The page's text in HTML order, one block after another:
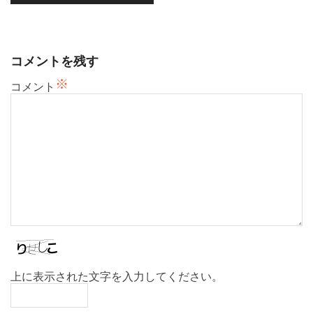
コメントを残す
コメント ※
上に表示された文字を入力してください。